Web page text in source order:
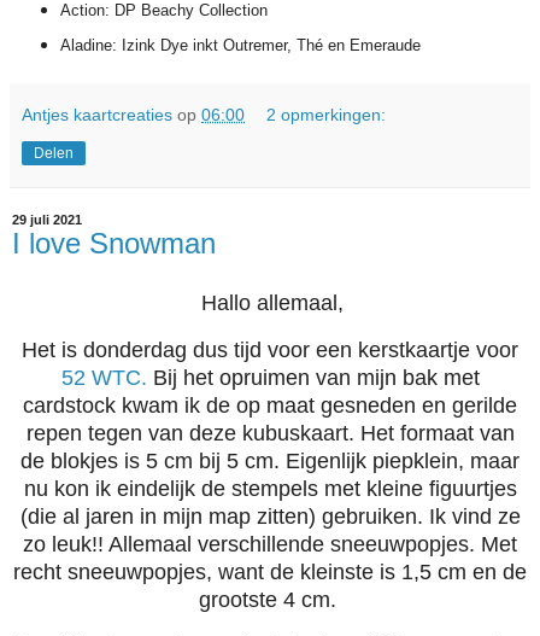
Action: DP Beachy Collection
Aladine: Izink Dye inkt Outremer, Thé en Emeraude
Antjes kaartcreaties op 06:00 2 opmerkingen:
Delen
29 juli 2021
I love Snowman
Hallo allemaal,
Het is donderdag dus tijd voor een kerstkaartje voor
52 WTC. Bij het opruimen van mijn bak met
cardstock kwam ik de op maat gesneden en gerilde
repen tegen van deze kubuskaart. Het formaat van
de blokjes is 5 cm bij 5 cm. Eigenlijk piepklein, maar
nu kon ik eindelijk de stempels met kleine figuurtjes
(die al jaren in mijn map zitten) gebruiken. Ik vind ze
zo leuk!! Allemaal verschillende sneeuwpopjes. Met
recht sneeuwpopjes, want de kleinste is 1,5 cm en de
grootste 4 cm.